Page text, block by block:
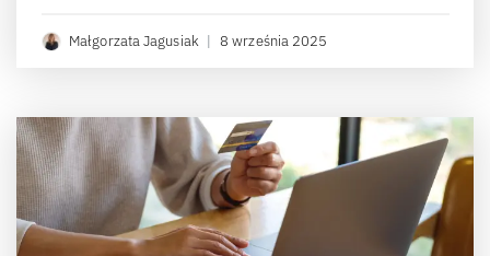
Małgorzata Jagusiak | 8 września 2025